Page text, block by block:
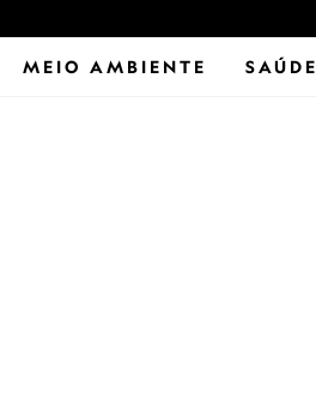
MEIO AMBIENTE SAÚDE